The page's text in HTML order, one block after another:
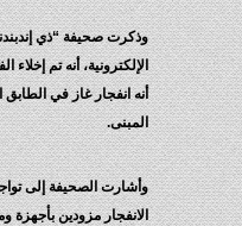
وذكرت صحيفة “ذي
الإلكترونية، أنه تم
أنه انفجار غاز في
المبنى.
الانفجار مزودين